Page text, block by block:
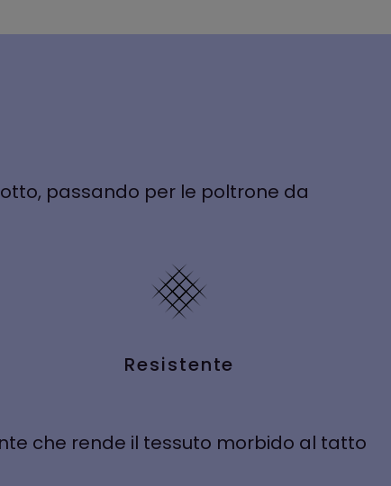
passando per le poltrone da
Resistente
che rende il tessuto morbido al tatto